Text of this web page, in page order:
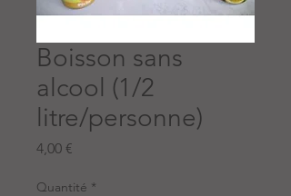
Boisson sans
alcool (1/2
litre/personne)
4,00 €
Quantité *